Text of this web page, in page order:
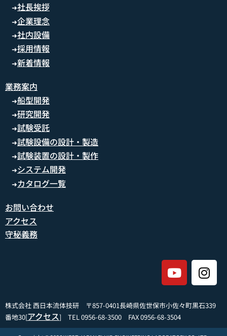
➜社長挨拶
➜企業理念
➜社内設備
➜採用情報
➜新着情報
業務案内
➜船型開発
➜研究開発
➜試験受託
➜試験設備の設計・製造
➜試験装置の設計・製作
➜システム開発
➜カタログ一覧
お問い合わせ
アクセス
守秘義務
株式会社 西日本流体技研 〒857-0401長崎県佐世保市小佐々町黒石339
番地30[アクセス] TEL 0956-68-3500 FAX 0956-68-3504